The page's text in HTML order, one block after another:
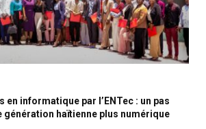
en informatique par l’ENTec : un pas
génération haïtienne plus numérique